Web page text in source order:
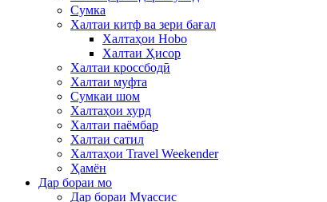
Сумка
Халтаи китф ва зери бағал
Халтаҳои Hobo
Халтаи Ҳисор
Халтаи кроссбодӣ
Халтаи муфта
Сумкаи шом
Халтаҳои хурд
Халтаи паёмбар
Халтаи сатил
Халтаҳои Travel Weekender
Ҳамён
Дар бораи мо
Дар бораи Муассис